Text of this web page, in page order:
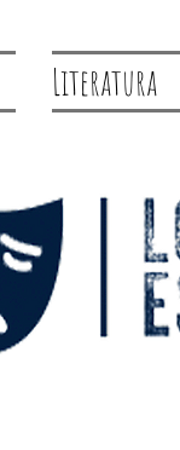
Literatura